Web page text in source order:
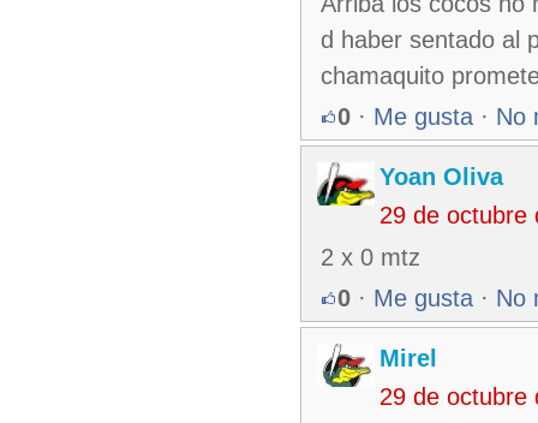
d haber sentado al
chamaquito
0 · Me gusta · No
Yoan Oliva
29 de octubre
2 x 0 mtz
0 · Me gusta · No
Mirel
29 de octubre